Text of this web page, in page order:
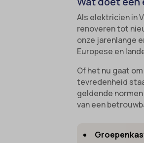
Als elektricien in
renoveren tot
onze jarenlange
Europese en
Of het nu gaat
tevredenheid
geldende normen
van een